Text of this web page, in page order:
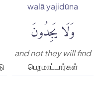
walā yajidūna
وَلَا يَجِدُونَ
and not they will find
பெறமாட்டார்கள்